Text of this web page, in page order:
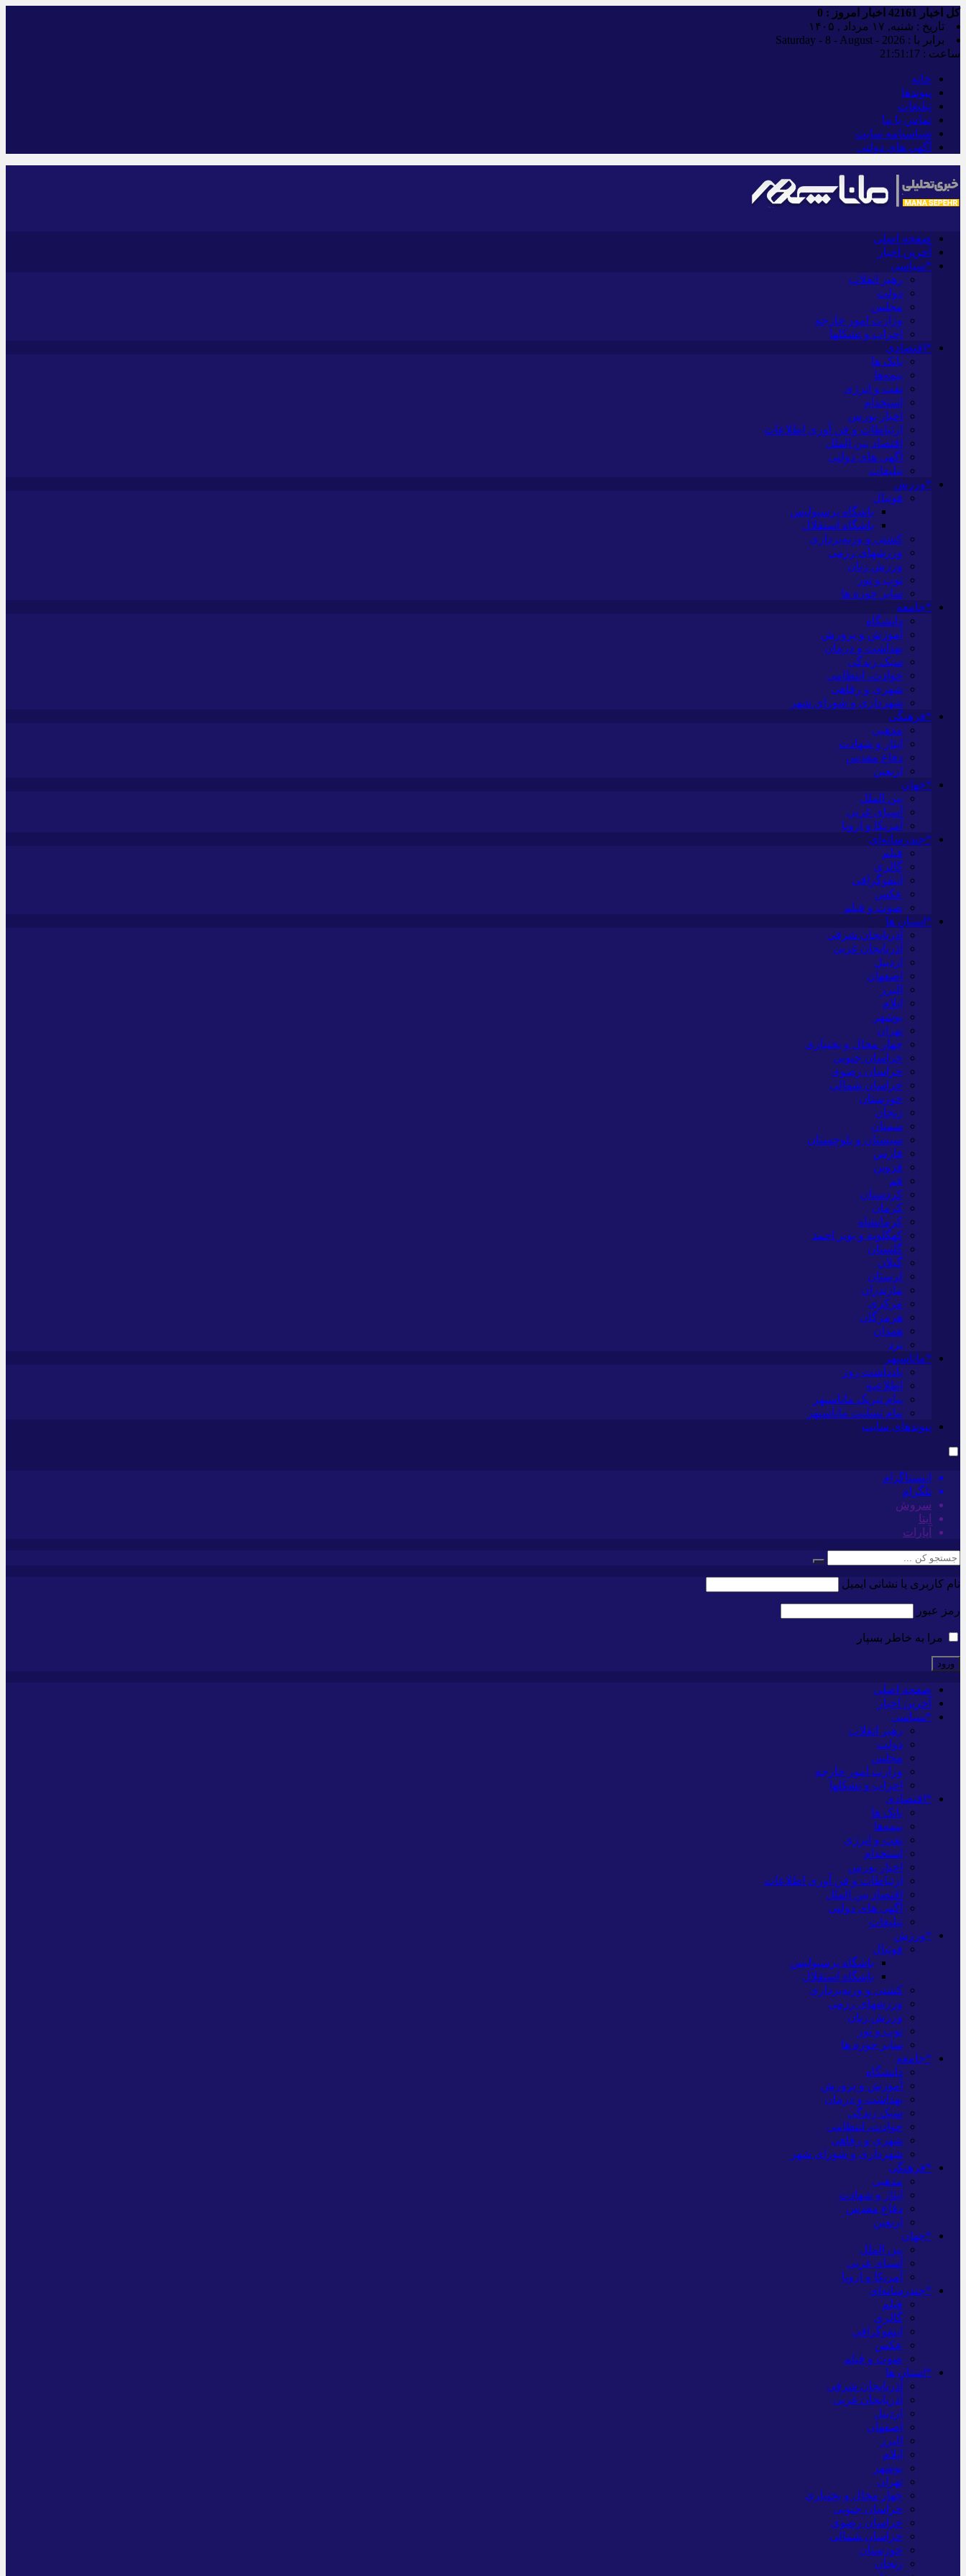
کل اخبار اخبار امروز : 0
تاریخ : شنبه, ۱۷ مرداد , ۱۴۰۵
برابر با : Saturday - 8 - August - 2026
ساعت : 21:51:18
خانه
پیوندها
تبلیغات
تماس با ما
شناسنامه سایت
آگهی های دولتی
صفحه اصلی
آخرین اخبار
*سیاسی
رهبر انقلاب
دولت
مجلس
وزارت امور خارجه
احزاب و تشکلها
*اقتصادی
بانک ها
بیمه‌ها
نفت و انرژی
استخدام
اخبار بورس
ارتباطات و فن آوری اطلاعات
اقتصاد بین الملل
آگهی های دولتی
تبلیغات
*ورزش
فوتبال
باشگاه پرسپولیس
باشگاه استقلال
کشتی و وزنه‌برداری
ورزشهای رزمی
ورزش زنان
توپ و تور
سایر حوزه ها
*جامعه
دانشگاه
آموزش و پرورش
بهداشت و درمان
سبک زندگی
حوادث، انتظامی
شهری و رفاهی
شهرداری و شورای شهر
*فرهنگی
مذهبی
ایثار و شهادت
دفاع مقدس
اربعین
*جهان
بین الملل
آسیای غربی
آمریکا و اروپا
*چندرسانه‌ای
فیلم
گالری
اینفوگرافی
عکس
صوت و فیلم
*استان ها
آذربایجان شرقی
آذربایجان غربی
اردبیل
اصفهان
البرز
ایلام
بوشهر
تهران
چهار محال و بختیاری
خراسان جنوبی
خراسان رضوی
خراسان شمالی
خوزستان
زنجان
سمنان
سیستان و بلوچستان
فارس
قزوین
قم
کردستان
کرمان
کرمانشاه
کهگلویه و بویر احمد
گلستان
گیلان
لرستان
مازندران
مرکزی
هرمزگان
همدان
یزد
*ماناسپهر
یادداشت روز
اطلاعیه
پیام تبریک ماناسپهر
پیام تسلیت ماناسپهر
پیوندهای سایت
اینستاگرام
تلگرام
سروش
ایتا
آپارات
نام کاربری یا نشانی ایمیل
رمز عبور
مرا به خاطر بسپار
صفحه اصلی
آخرین اخبار
*سیاسی
رهبر انقلاب
دولت
مجلس
وزارت امور خارجه
احزاب و تشکلها
*اقتصادی
بانک ها
بیمه‌ها
نفت و انرژی
استخدام
اخبار بورس
ارتباطات و فن آوری اطلاعات
اقتصاد بین الملل
آگهی های دولتی
تبلیغات
*ورزش
فوتبال
باشگاه پرسپولیس
باشگاه استقلال
کشتی و وزنه‌برداری
ورزشهای رزمی
ورزش زنان
توپ و تور
سایر حوزه ها
*جامعه
دانشگاه
آموزش و پرورش
بهداشت و درمان
سبک زندگی
حوادث، انتظامی
شهری و رفاهی
شهرداری و شورای شهر
*فرهنگی
مذهبی
ایثار و شهادت
دفاع مقدس
اربعین
*جهان
بین الملل
آسیای غربی
آمریکا و اروپا
*چندرسانه‌ای
فیلم
گالری
اینفوگرافی
عکس
صوت و فیلم
*استان ها
آذربایجان شرقی
آذربایجان غربی
اردبیل
اصفهان
البرز
ایلام
بوشهر
تهران
چهار محال و بختیاری
خراسان جنوبی
خراسان رضوی
خراسان شمالی
خوزستان
زنجان